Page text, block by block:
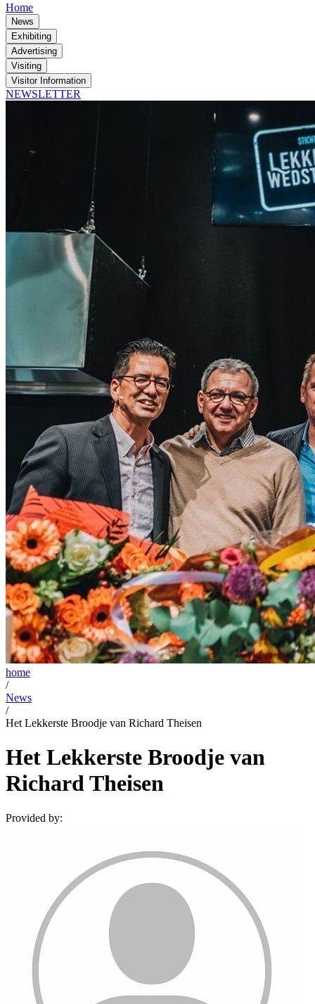
Home
News
Exhibiting
Advertising
Visiting
Visitor Information
NEWSLETTER
home
/
News
/
Het Lekkerste Broodje van Richard Theisen
Het Lekkerste Broodje van
Richard Theisen
Provided by: